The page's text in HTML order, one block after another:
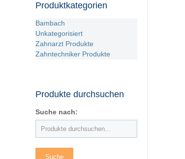
Produktkategorien
Bambach
Unkategorisiert
Zahnarzt Produkte
Zahntechniker Produkte
Produkte durchsuchen
Suche nach: